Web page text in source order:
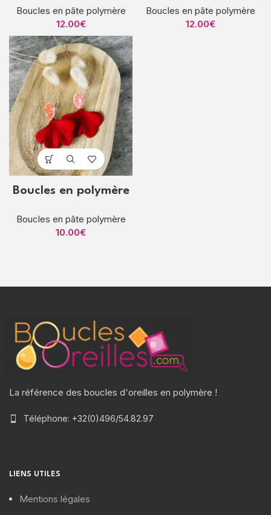
Boucles en pâte polymère
12.00€
Boucles en pâte polymère
12.00€
Boucles en polymère
Boucles en pâte polymère
10.00€
La référence des boucles d'oreilles en polymère !
Téléphone: +32(0)496/54.82.97
LIENS UTILES
Mentions légales